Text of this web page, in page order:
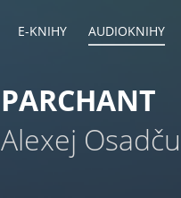
E-KNIHY AUDIOKNIHY
PARCHANT
Alexej